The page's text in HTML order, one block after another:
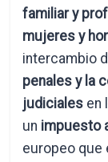
familiar y
mujeres y
intercambio
penales y la
judiciales en
un impuesto
europeo que